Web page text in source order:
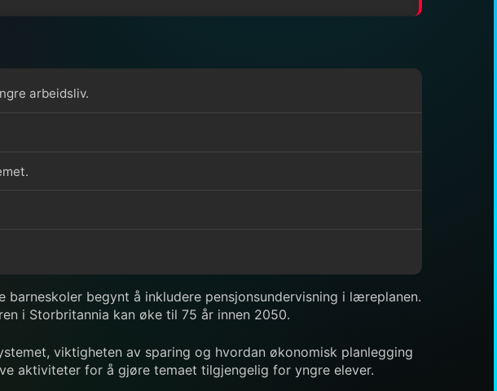
arbeidsliv.
begynt å inkludere pensjonsundervisning i læreplanen.
i Storbritannia kan øke til 75 år innen 2050.
viktigheten av sparing og hvordan økonomisk planlegging
aktiviteter for å gjøre temaet tilgjengelig for yngre elever.